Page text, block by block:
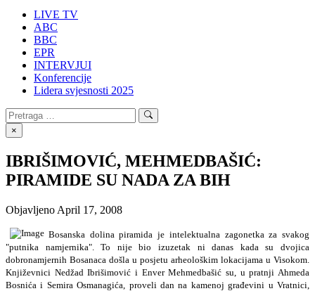
LIVE TV
ABC
BBC
EPR
INTERVJUI
Konferencije
Lidera svjesnosti 2025
Search
for:
Search
×
IBRIŠIMOVIĆ, MEHMEDBAŠIĆ:
PIRAMIDE SU NADA ZA BIH
Objavljeno April 17, 2008
Bosanska dolina piramida je intelektualna zagonetka za svakog
"putnika namjernika". To nije bio izuzetak ni danas kada su dvojica
dobronamjernih Bosanaca došla u posjetu arheološkim lokacijama u Visokom.
Književnici Nedžad Ibrišimović i Enver Mehmedbašić su, u pratnji Ahmeda
Bosnića i Semira Osmanagića, proveli dan na kamenoj građevini u Vratnici,